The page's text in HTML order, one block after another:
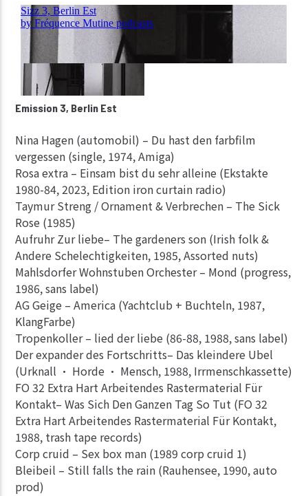
Emission 3, Berlin Est
Nina Hagen (automobil) – Du hast den farbfilm
vergessen (single, 1974, Amiga)
Rosa extra – Einsam bist du sehr alleine (Ekstakte
1980-84, 2023, Edition iron curtain radio)
Taymur Streng / Ornament & Verbrechen – The Sick
Rose (1985)
Aufruhr Zur liebe– The gardeners son (Irish folk &
Andere Schelechtigkeiten, 1985, Assorted nuts)
Mahlsdorfer Wohnstuben Orchester – Mond (progress,
1986, sans label)
AG Geige – America (Yachtclub + Buchteln, 1987,
KlangFarbe)
Tropenkoller – lied der liebe (86-88, 1988, sans label)
Der expander des Fortschritts– Das kleindere Ubel
(Urknall • Horde • Mensch, 1988, Irrmenschkassette)
FO 32 Extra Hart Arbeitendes Rastermaterial Für
Kontakt– Was Sich Den Ganzen Tag So Tut (FO 32
Extra Hart Arbeitendes Rastermaterial Für Kontakt,
1988, trash tape records)
Corp cruid – Sex box man (1989 corp cruid 1)
Bleibeil – Still falls the rain (Rauhensee, 1990, auto
prod)